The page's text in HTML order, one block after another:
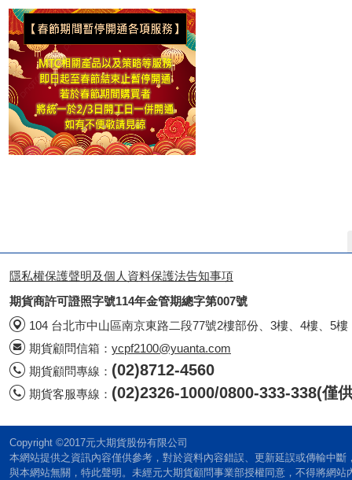
隱私權保護聲明及個人資料保護法告知事項
期貨商許可證照字號114年金管期總字第007號
104 台北市中山區南京東路二段77號2樓部份、3樓、4樓、5樓
期貨顧問信箱： ycpf2100@yuanta.com
期貨顧問專線： (02)8712-4560
期貨客服專線： (02)2326-1000/0800-333-338(僅
Copyright ©2017元大期貨股份有限公司
本網站提供之資訊內容僅供參考，對於資料內容錯誤、更新延誤或傳輸中
與本網站無關，特此聲明。未經元大期貨顧問事業部授權同意，不得將網站